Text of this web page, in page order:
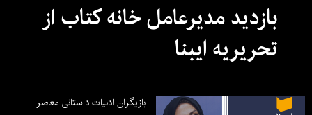
بازدید مدیرعامل خانه کتاب از
تحریریه ایبنا
بازیگران ادبیات داستانی معاصر